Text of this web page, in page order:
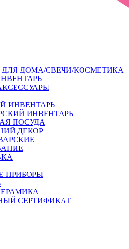
ДОМА/СВЕЧИ/КОСМЕТИКА
ИНВЕНТАРЬ
ИНВЕНТАРЬ
ПОСУДА
ДЕКОР
ПРИБОРЫ
СЕРТИФИКАТ